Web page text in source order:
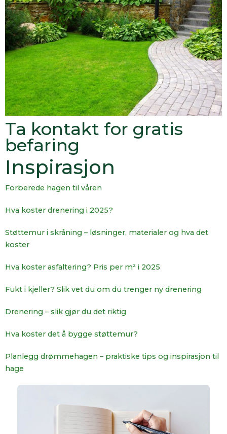
Ta kontakt for gratis
befaring
Inspirasjon
Forberede hagen til våren
Hva koster drenering i 2025?
Støttemur i skråning – løsninger, materialer og hva det
koster
Hva koster asfaltering? Pris per m² i 2025
Fukt i kjeller? Slik vet du om du trenger ny drenering
Drenering – slik gjør du det riktig
Hva koster det å bygge støttemur?
Planlegg drømmehagen – praktiske tips og inspirasjon til
hage